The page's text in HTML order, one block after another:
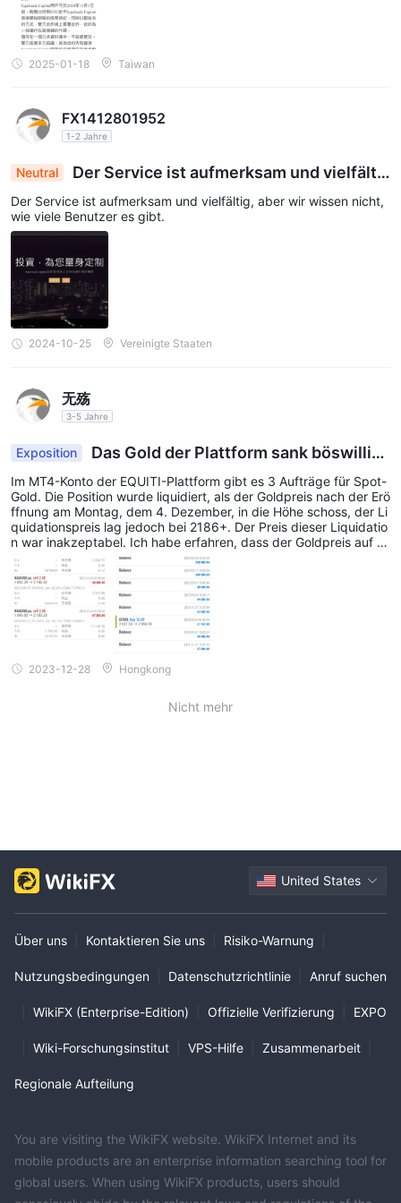
scherzt und flucht, darf man nicht blind vertrauen. Ich hoffe, mei
ne Geschichte warnt andere: Verlasst euch beim Investieren auf
euer eigenes Urteil, nicht auf Ratschläge anderer – egal welche
Plattform oder Anlagestrategie sie empfehlen. Chen Chen, falls d
u das liest: Ich bin zutiefst enttäuscht. Dein Betrug hat mich in d
rgestellt.
2025-01-18 Taiwan
FX1412801952
1-2 Jahre
Neutral
Der Service ist aufmerksam und vielfälti
g, aber es ist nicht bekannt, wie viele Benutzer e
s gibt.
Der Service ist aufmerksam und vielfältig, aber wir wissen nicht,
wie viele Benutzer es gibt.
2024-10-25 Vereinigte Staaten
无殇
3-5 Jahre
Exposition
Das Gold der Plattform sank böswillig
um 10.000 Punkte, was zu einer Kontoauflösung
von 5 Millionen führte.
Im MT4-Konto der EQUITI-Plattform gibt es 3 Aufträge für Spot-
Gold. Die Position wurde liquidiert, als der Goldpreis nach der Erö
ffnung am Montag, dem 4. Dezember, in die Höhe schoss, der Li
quidationspreis lag jedoch bei 2186+. Der Preis dieser Liquidatio
n war inakzeptabel. Ich habe erfahren, dass der Goldpreis auf fa
st allen wichtigen globalen Plattformen und die US-Futures-Preis
e zwar gestiegen sind, die Marke von 2185+ jedoch noch nicht e
rreicht hat. Für diese drei Bestellungen habe ich sie gebeten, pro
aktiv detaillierte Verkaufsinformationen zu den Bestellungen und
von den Aufsichtsbehörden ausgestellten rechtlichen Zertifikate
n bereitzustellen, aber sie haben nicht geantwortet! Meine höchs
te Spitzeneinzahlung betrug über 5 Millionen! Ich hätte nicht erw
artet, dass es eine schwarze Plattform sein würde!
2023-12-28 Hongkong
Nicht mehr
United States
Über uns Kontaktieren Sie uns Risiko-Warnung
Nutzungsbedingungen Datenschutzrichtlinie Anruf suchen
WikiFX (Enterprise-Edition) Offizielle Verifizierung EXPO
Wiki-Forschungsinstitut VPS-Hilfe Zusammenarbeit
Regionale Aufteilung
You are visiting the WikiFX website. WikiFX Internet and its
mobile products are an enterprise information searching tool for
global users. When using WikiFX products, users should